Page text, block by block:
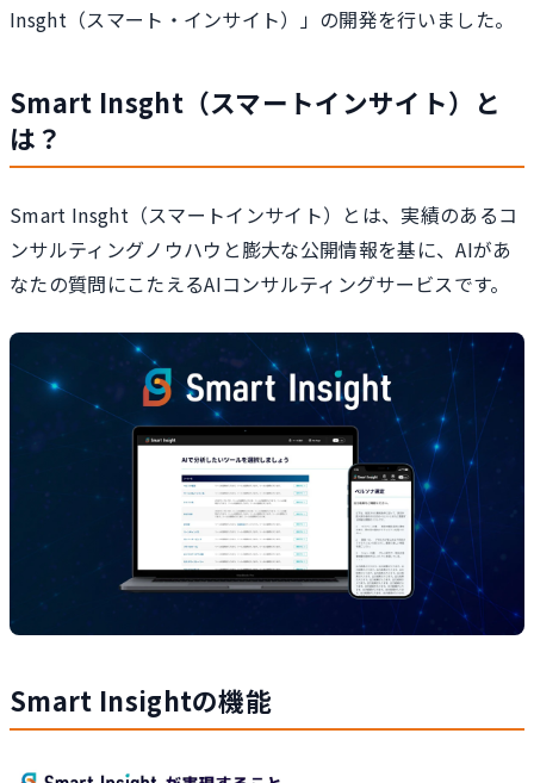
Insght（スマート・インサイト）」の開発を行いました。
Smart Insght（スマートインサイト）と
は？
Smart Insght（スマートインサイト）とは、実績のあるコ
ンサルティングノウハウと膨大な公開情報を基に、AIがあ
なたの質問にこたえるAIコンサルティングサービスです。
Smart Insightの機能